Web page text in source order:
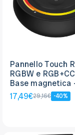
Pannello Touch
RGBW e
Base magnetica
17,49€29,16€ -40%